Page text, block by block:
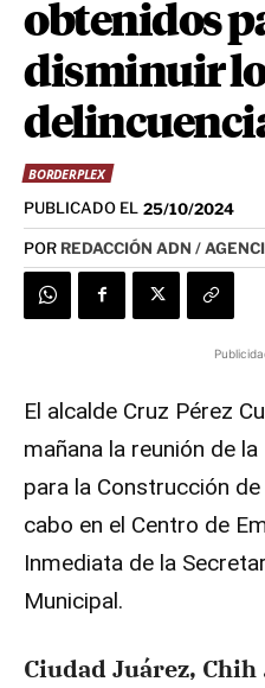
obtenidos
disminuir
BORDERPLEX
PUBLICADO EL 25/10/2024
POR REDACCIÓN ADN /
El alcalde Cruz Pérez
mañana la reunión de
para la Construcción
cabo en el Centro de
Inmediata de la
Municipal.
Ciudad Juárez, Chih